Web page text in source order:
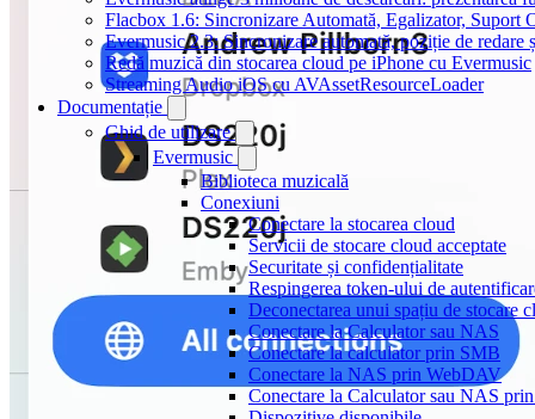
Flacbox 1.6: Sincronizare Automată, Egalizator, Suport
Evermusic 2.3: Sincronizare automată, poziție de redare
Redă muzică din stocarea cloud pe iPhone cu Evermusic
Streaming Audio iOS cu AVAssetResourceLoader
Documentație
Ghid de utilizare
Evermusic
Biblioteca muzicală
Conexiuni
Conectare la stocarea cloud
Servicii de stocare cloud acceptate
Securitate și confidențialitate
Respingerea token-ului de
Deconectarea unui spațiu de stocare
Conectare la Calculator sau NAS
Conectare la calculator prin SMB
Conectare la NAS prin WebDAV
Conectare la Calculator sau NAS